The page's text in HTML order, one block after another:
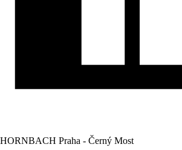
HORNBACH Praha - Černý Most